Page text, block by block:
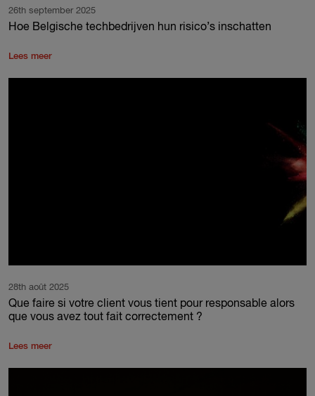
26th september 2025
Hoe Belgische techbedrijven hun risico’s inschatten
Lees meer
28th août 2025
Que faire si votre client vous tient pour responsable alors
que vous avez tout fait correctement ?
Lees meer